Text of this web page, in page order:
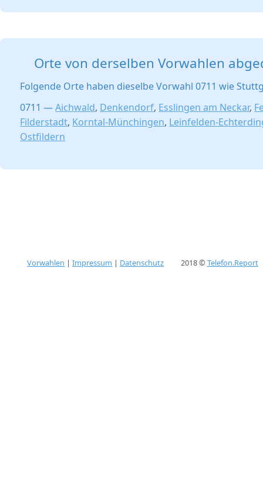
Orte von derselben Vorwahlen
Folgende Orte haben dieselbe Vorwahl 0711 wie
0711 —Aichwald, Denkendorf, Esslingen am Neckar,
Filderstadt, Korntal-Münchingen, Leinfelden-
Ostfildern
Vorwahlen |Impressum | Datenschutz 2018 © Telefon.Report